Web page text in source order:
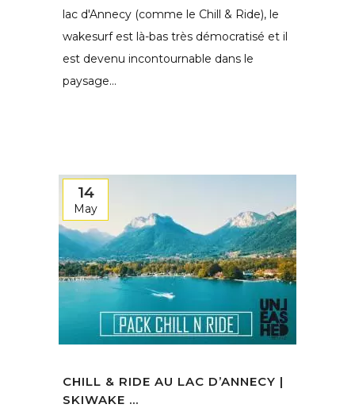
lac d'Annecy (comme le Chill & Ride), le
wakesurf est là-bas très démocratisé et il
est devenu incontournable dans le
paysage...
14
May
CHILL & RIDE AU LAC D’ANNECY |
SKIWAKE ...